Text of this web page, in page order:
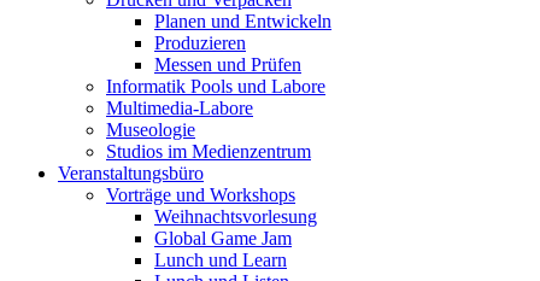
Planen und Entwickeln
Produzieren
Messen und Prüfen
Informatik Pools und Labore
Multimedia-Labore
Museologie
Studios im Medienzentrum
Veranstaltungsbüro
Vorträge und Workshops
Weihnachtsvorlesung
Global Game Jam
Lunch und Learn